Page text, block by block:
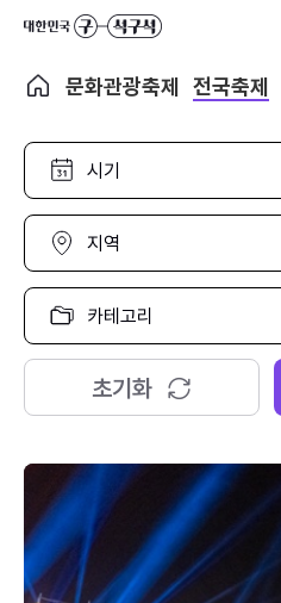
문화관광축제 전국축제
시
선
택
지
선
택
카
고
리
택
초기화